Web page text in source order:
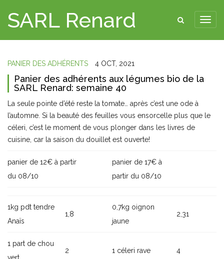
SARL Renard
PANIER DES ADHÉRENTS 4 OCT, 2021
Panier des adhérents aux légumes bio de la
SARL Renard: semaine 40
La seule pointe d’été reste la tomate… après c’est une ode à
l’automne. Si la beauté des feuilles vous ensorcelle plus que le
céleri, c’est le moment de vous plonger dans les livres de
cuisine, car la saison du douillet est ouverte!
panier de 12€ à partir
du 08/10
panier de 17€ à
partir du 08/10
1kg pdt tendre
Anaïs
1,8
0,7kg oignon
jaune
2,31
1 part de chou
2 1 céleri rave 4